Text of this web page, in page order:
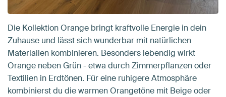
Die Kollektion Orange bringt kraftvolle Energie in dein
Zuhause und lässt sich wunderbar mit natürlichen
Materialien kombinieren. Besonders lebendig wirkt
Orange neben Grün - etwa durch Zimmerpflanzen oder
Textilien in Erdtönen. Für eine ruhigere Atmosphäre
kombinierst du die warmen Orangetöne mit Beige oder